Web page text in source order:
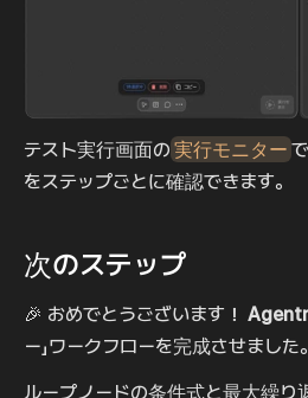
テスト実行画面の 実行モニター
をステップごとに確認できます。
次のステップ
🎉 おめでとうございます！
ー」ワークフローを完成させました。
ループノードの条件式と最大繰り